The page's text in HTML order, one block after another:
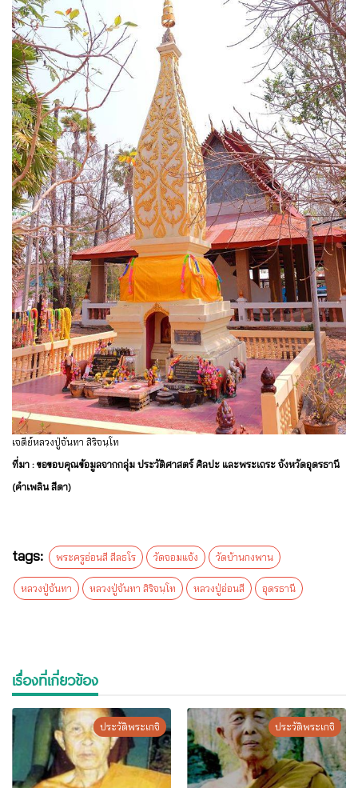
เจดีย์หลวงปู่จันทา สิริจนฺโท
ที่มา : ขอขอบคุณข้อมูลจากกลุ่ม ประวัติศาสตร์ ศิลปะ และพระเถระ จังหวัดอุดรธานี
(คำเพลิน สีดา)
tags: พระครูอ่อนสี สีลธโร วัดจอมแจ้ง วัดบ้านกงพาน
หลวงปู่จันทา หลวงปู่จันทา สิริจนฺโท หลวงปู่อ่อนสี อุดรธานี
เรื่องที่เกี่ยวข้อง
ประวัติพระเกจิ ประวัติพระเกจิ